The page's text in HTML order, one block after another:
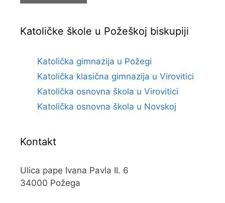
Katoličke škole u Požeškoj biskupiji
Katolička gimnazija u Požegi
Katolička klasična gimnazija u Virovitici
Katolička osnovna škola u Virovitici
Katolička osnovna škola u Novskoj
Kontakt
Ulica pape Ivana Pavla II. 6
34000 Požega